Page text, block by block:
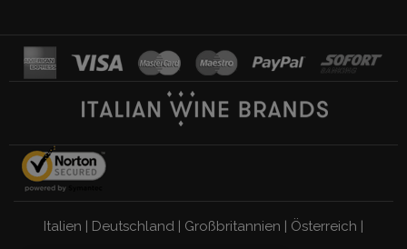
Italien | Deutschland | Großbritannien | Österreich |